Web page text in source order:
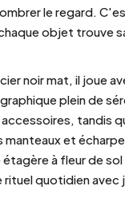
le regard.
objet trouve
noir mat, il joue
plein de
tandis
et
à fleur de
quotidien avec